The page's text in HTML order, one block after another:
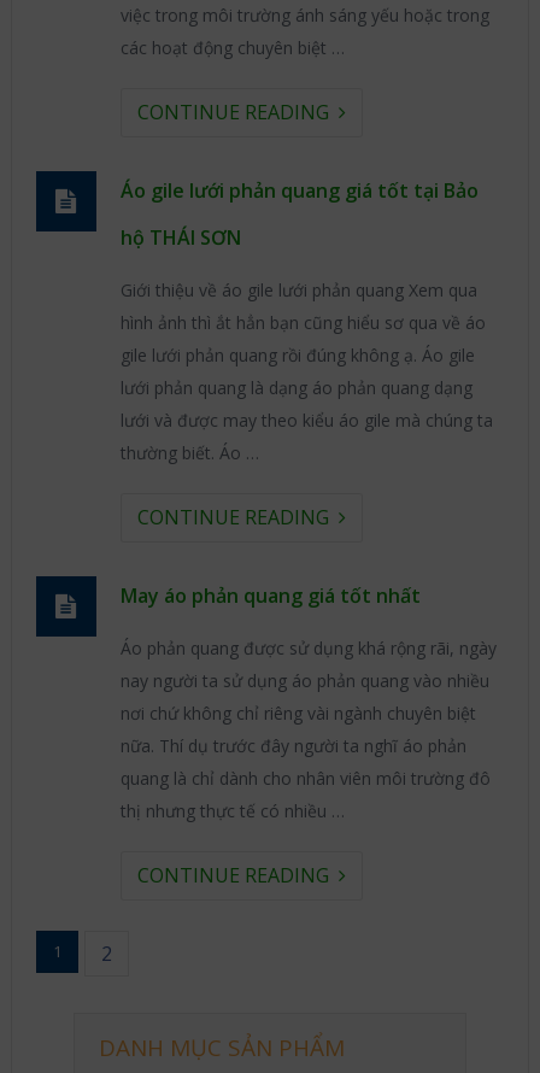
việc trong môi trường ánh sáng yếu hoặc trong
các hoạt động chuyên biệt …
CONTINUE READING
Áo gile lưới phản quang giá tốt tại Bảo
hộ THÁI SƠN
Giới thiệu về áo gile lưới phản quang Xem qua
hình ảnh thì ắt hẳn bạn cũng hiểu sơ qua về áo
gile lưới phản quang rồi đúng không ạ. Áo gile
lưới phản quang là dạng áo phản quang dạng
lưới và được may theo kiểu áo gile mà chúng ta
thường biết. Áo …
CONTINUE READING
May áo phản quang giá tốt nhất
Áo phản quang được sử dụng khá rộng rãi, ngày
nay người ta sử dụng áo phản quang vào nhiều
nơi chứ không chỉ riêng vài ngành chuyên biệt
nữa. Thí dụ trước đây người ta nghĩ áo phản
quang là chỉ dành cho nhân viên môi trường đô
thị nhưng thực tế có nhiều …
CONTINUE READING
1 2
DANH MỤC SẢN PHẨM